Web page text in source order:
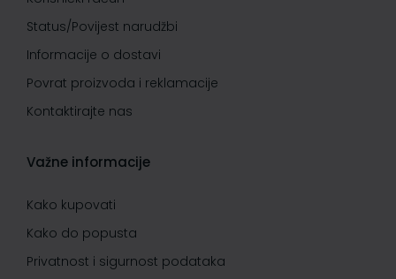
Status/Povijest narudžbi
Informacije o dostavi
Povrat proizvoda i reklamacije
Kontaktirajte nas
Važne informacije
Kako kupovati
Kako do popusta
Privatnost i sigurnost podataka